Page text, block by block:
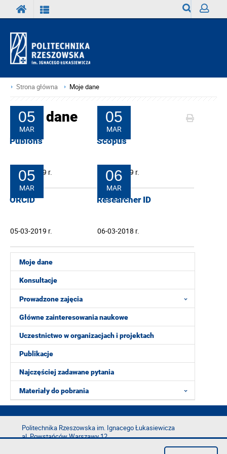
Strona główna Moje dane
Moje dane
Konsultacje
Prowadzone zajęcia
Główne zainteresowania naukowe
Uczestnictwo w organizacjach i projektach
Publikacje
Najczęściej zadawane pytania
Materiały do pobrania
Moje dane
05
MAR
Publons
05-03-2019 r.
05
MAR
Scopus
05-03-2019 r.
05
MAR
ORCiD
05-03-2019 r.
06
MAR
Researcher ID
06-03-2018 r.
Politechnika Rzeszowska im. Ignacego Łukasiewicza
al. Powstańców Warszawy 12